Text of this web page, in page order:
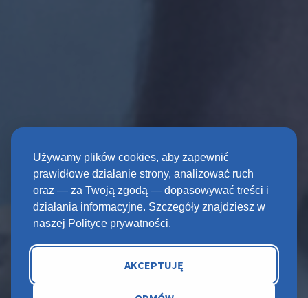
Używamy plików cookies, aby zapewnić
prawidłowe działanie strony, analizować ruch
oraz — za Twoją zgodą — dopasowywać treści i
działania informacyjne. Szczegóły znajdziesz w
naszej Polityce prywatności.
AKCEPTUJĘ
ZAOCZNIE / BEZPŁATNIE